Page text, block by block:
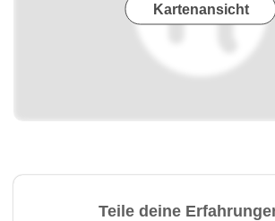
Kartenansicht
Teile deine